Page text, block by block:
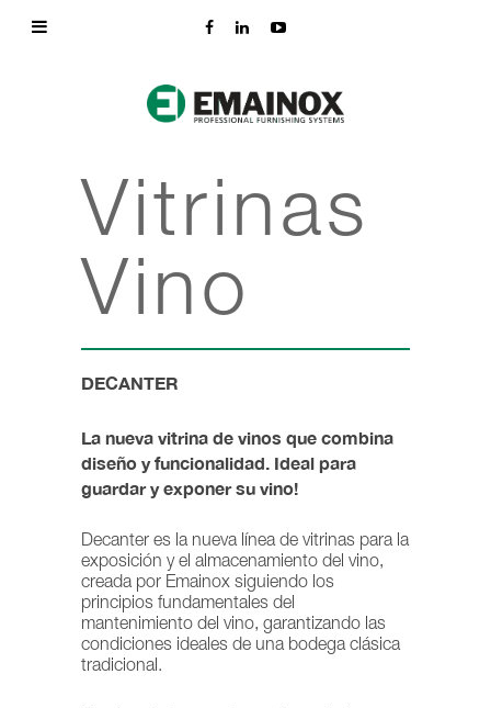
Vitrinas
Vino
DECANTER
La nueva vitrina de vinos que combina
diseño y funcionalidad. Ideal para
guardar y exponer su vino!
Decanter es la nueva línea de vitrinas para la
exposición y el almacenamiento del vino,
creada por Emainox siguiendo los
principios fundamentales del
mantenimiento del vino, garantizando las
condiciones ideales de una bodega clásica
tradicional.